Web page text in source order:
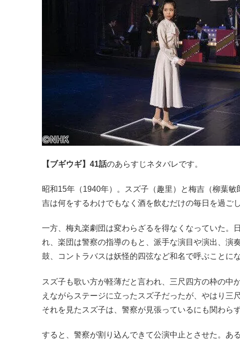
【ブギウギ】41話のあらすじネタバレです。
昭和15年（1940年）。スズ子（趣里）と梅吉（柳葉
吉は何をするわけでもなく酒を飲むだけの毎日を過ごし
一方、梅丸楽劇団は変わらざるを得なくなっていた。
れ、楽団は警察の指導のもと、派手な演目や演出、演
鼓、コントラバスは妖怪的四弦など和名で呼ぶことにな
スズ子も歌い方が軽薄だと言われ、三尺四方の枠の中
えながらステージに立ったスズ子だったが、やはり三
それを見たスズ子は、警察が見張っているにも関わらず
すると、警察が割り込んできて公演中止とさせた。あ